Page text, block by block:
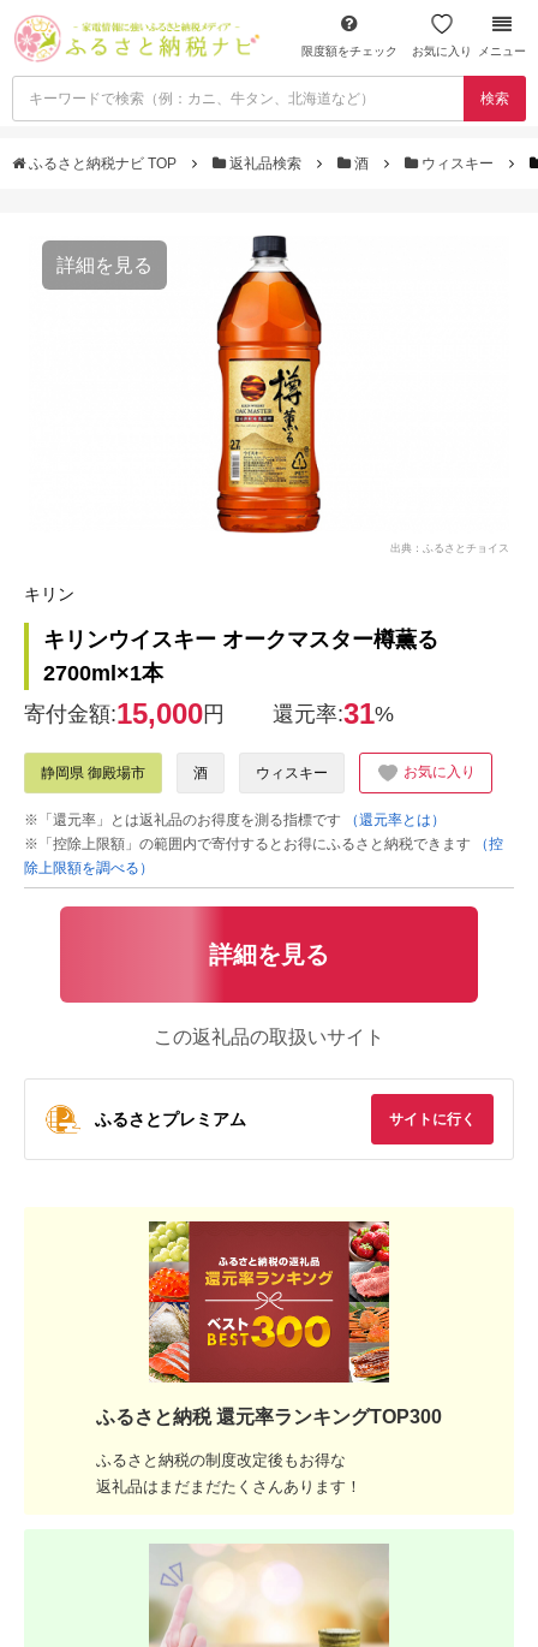
限度額をチェック お気に入り メニュー
検索
ふるさと納税ナビ TOP 返礼品検索 酒 ウィスキー
詳細を見る
出典：ふるさとチョイス
キリン
キリンウイスキー オークマスター樽薫る
2700ml×1本
寄付金額:15,000円 還元率:31%
静岡県 御殿場市 酒 ウィスキー お気に入り
※「還元率」とは返礼品のお得度を測る指標です
（還元率とは）
※「控除上限額」の範囲内で寄付するとお得にふるさと納税できます
（控
除上限額を調べる）
詳細を見る
この返礼品の取扱いサイト
ふるさとプレミアム サイトに行く
ふるさと納税 還元率ランキングTOP300
ふるさと納税の制度改定後もお得な
返礼品はまだまだたくさんあります！